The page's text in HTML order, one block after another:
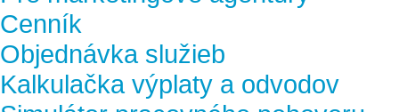
Cenník
Objednávka služieb
Kalkulačka výplaty a odvodov